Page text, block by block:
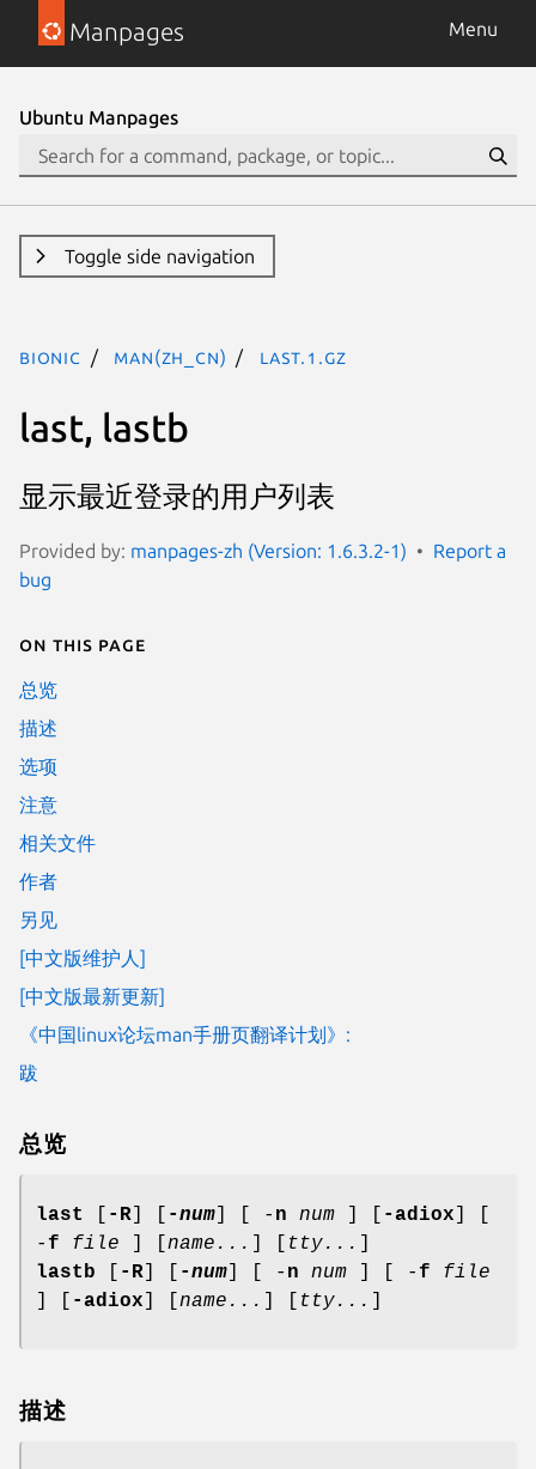
Manpages Menu
Ubuntu Manpages
Toggle side navigation
bionic man(zh_CN) last.1.gz
last, lastb
显示最近登录的用户列表
Provided by: manpages-zh (Version: 1.6.3.2-1)
Report a
bug
On this page
总览
描述
选项
注意
相关文件
作者
另见
[中文版维护人]
[中文版最新更新]
《中国linux论坛man手册页翻译计划》:
跋
总览
last -R -num ] [ - n num -adiox
- f file name... tty...
lastb
-R -num ] [ - n num ] [ - f
file
-adiox name... tty...
描述